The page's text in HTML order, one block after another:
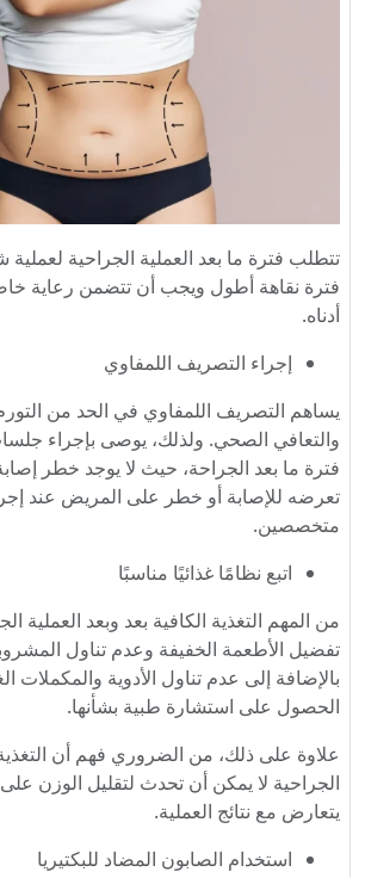
تتطلب فترة ما بعد العملية الجراحية
فترة نقاهة أطول ويجب أن تتضمن رعاية
أدناه.
إجراء التصريف اللمفاوي
يساهم التصريف اللمفاوي في الحد من
والتعافي الصحي. ولذلك، يوصى بإجراء
فترة ما بعد الجراحة، حيث لا يوجد خطر
تعرضه للإصابة أو خطر على المريض عند
متخصصين.
اتبع نظامًا غذائيًا مناسبًا
من المهم التغذية الكافية بعد وبعد العملية
تفضيل الأطعمة الخفيفة وعدم تناول
بالإضافة إلى عدم تناول الأدوية والمكملات
الحصول على استشارة طبية بشأنها.
علاوة على ذلك، من الضروري فهم أن التغذية
الجراحية لا يمكن أن تحدث لتقليل الوزن
يتعارض مع نتائج العملية.
استخدام الصابون المضاد للبكتيريا